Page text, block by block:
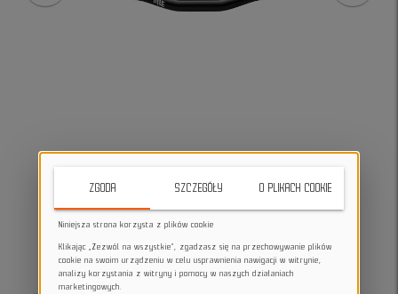
ZGODA SZCZEGÓŁY O PLIKACH COOKIE
Niniejsza strona korzysta z plików cookie
Klikając „Zezwól na wszystkie”, zgadzasz się na przechowywanie plików
cookie na swoim urządzeniu w celu usprawnienia nawigacji w witrynie,
analizy korzystania z witryny i pomocy w naszych działaniach
marketingowych.